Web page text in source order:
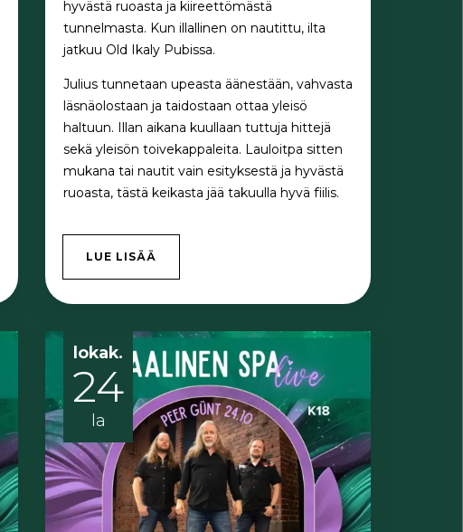
hyvästä ruoasta ja kiireettömästä
tunnelmasta. Kun illallinen on nautittu, ilta
jatkuu Old Ikaly Pubissa.
Julius tunnetaan upeasta äänestään, vahvasta
läsnäolostaan ja taidostaan ottaa yleisö
haltuun. Illan aikana kuullaan tuttuja hittejä
sekä yleisön toivekappaleita. Lauloitpa sitten
mukana tai nautit vain esityksestä ja hyvästä
ruoasta, tästä keikasta jää takuulla hyvä fiilis.
LUE LISÄÄ
lokak.
24
la